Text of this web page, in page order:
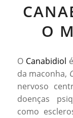
O
O Canabidiol
da maconha,
nervoso
doenças
como